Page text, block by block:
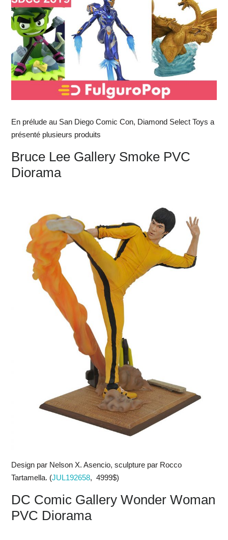
En prélude au San Diego Comic Con, Diamond Select Toys a
présenté plusieurs produits
Bruce Lee Gallery Smoke PVC
Diorama
Design par Nelson X. Asencio, sculpture par Rocco
Tartamella. (JUL192658, 4999$)
DC Comic Gallery Wonder Woman
PVC Diorama